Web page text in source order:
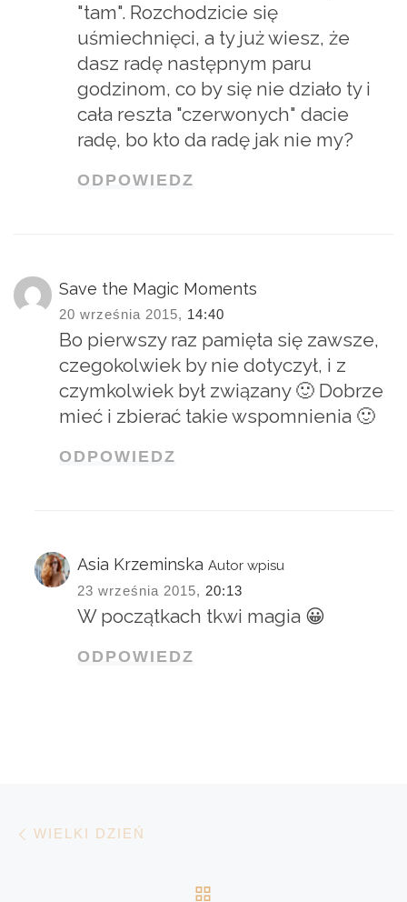
"tam". Rozchodzicie się
uśmiechnięci, a ty już wiesz, że
dasz radę następnym paru
godzinom, co by się nie działo ty i
cała reszta "czerwonych" dacie
radę, bo kto da radę jak nie my?
ODPOWIEDZ
Save the Magic Moments
20 września 2015, 14:40
Bo pierwszy raz pamięta się zawsze,
czegokolwiek by nie dotyczył, i z
czymkolwiek był związany 🙂 Dobrze
mieć i zbierać takie wspomnienia 🙂
ODPOWIEDZ
Asia Krzeminska Autor wpisu
23 września 2015, 20:13
W początkach tkwi magia 😀
ODPOWIEDZ
Nawigacja wpisu
WIELKI DZIEŃ